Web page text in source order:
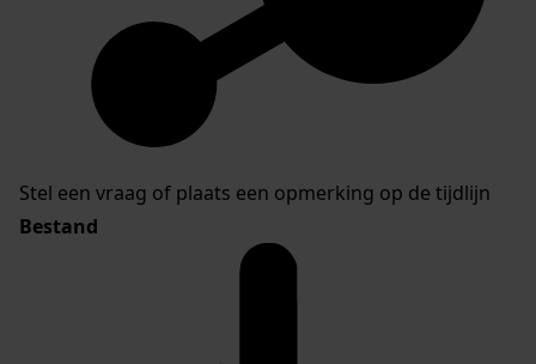
Stel een vraag of plaats een opmerking op de tijdlijn
Bestand